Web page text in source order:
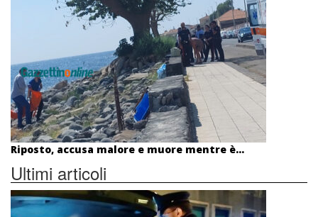
Riposto, accusa malore e muore mentre è...
Ultimi articoli